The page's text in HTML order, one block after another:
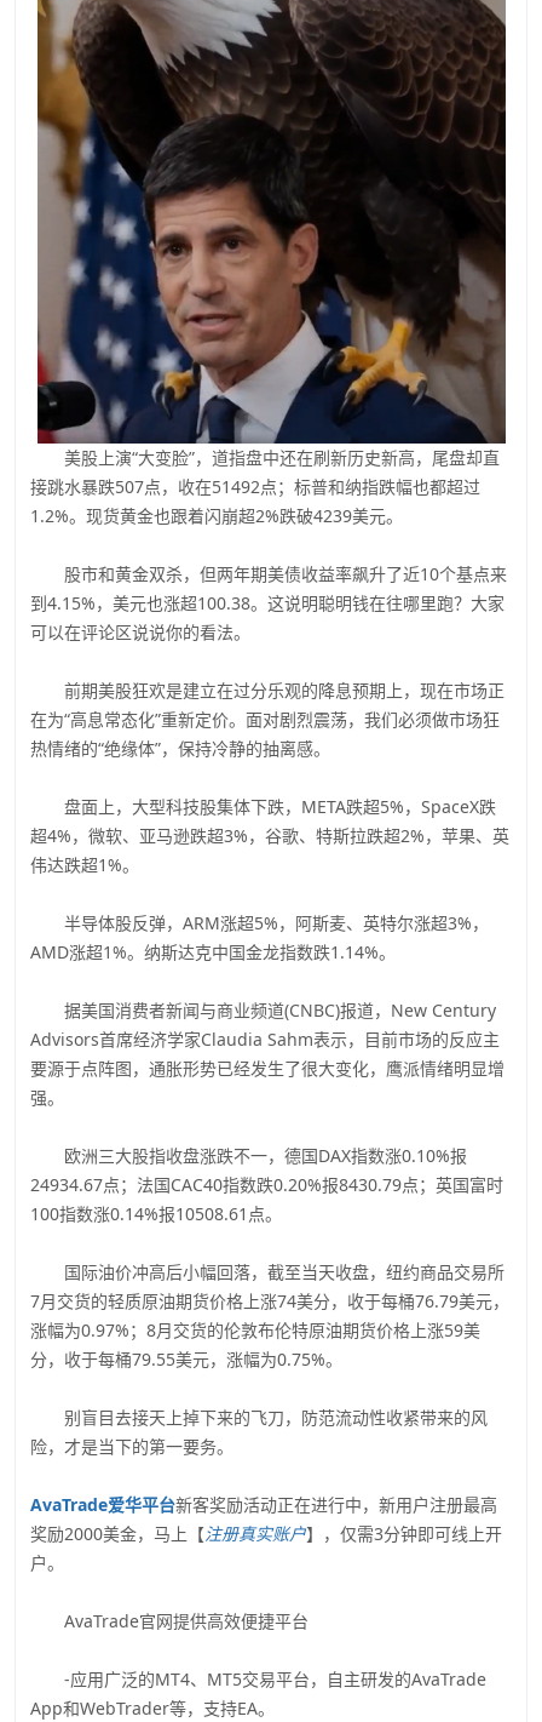
美股上演“大变脸”，道指盘中还在刷新历史新高，尾盘却直
接跳水暴跌507点，收在51492点；标普和纳指跌幅也都超过
1.2%。现货黄金也跟着闪崩超2%跌破4239美元。
股市和黄金双杀，但两年期美债收益率飙升了近10个基点来
到4.15%，美元也涨超100.38。这说明聪明钱在往哪里跑？大家
可以在评论区说说你的看法。
前期美股狂欢是建立在过分乐观的降息预期上，现在市场正
在为“高息常态化”重新定价。面对剧烈震荡，我们必须做市场狂
热情绪的“绝缘体”，保持冷静的抽离感。
盘面上，大型科技股集体下跌，META跌超5%，SpaceX跌
超4%，微软、亚马逊跌超3%，谷歌、特斯拉跌超2%，苹果、英
伟达跌超1%。
半导体股反弹，ARM涨超5%，阿斯麦、英特尔涨超3%，
AMD涨超1%。纳斯达克中国金龙指数跌1.14%。
据美国消费者新闻与商业频道(CNBC)报道，New Century
Advisors首席经济学家Claudia Sahm表示，目前市场的反应主
要源于点阵图，通胀形势已经发生了很大变化，鹰派情绪明显增
强。
欧洲三大股指收盘涨跌不一，德国DAX指数涨0.10%报
24934.67点；法国CAC40指数跌0.20%报8430.79点；英国富时
100指数涨0.14%报10508.61点。
国际油价冲高后小幅回落，截至当天收盘，纽约商品交易所
7月交货的轻质原油期货价格上涨74美分，收于每桶76.79美元，
涨幅为0.97%；8月交货的伦敦布伦特原油期货价格上涨59美
分，收于每桶79.55美元，涨幅为0.75%。
别盲目去接天上掉下来的飞刀，防范流动性收紧带来的风
险，才是当下的第一要务。
AvaTrade爱华平台新客奖励活动正在进行中，新用户注册最高
奖励2000美金，马上【注册真实账户】，仅需3分钟即可线上开
户。
AvaTrade官网提供高效便捷平台
-应用广泛的MT4、MT5交易平台，自主研发的AvaTrade
App和WebTrader等，支持EA。